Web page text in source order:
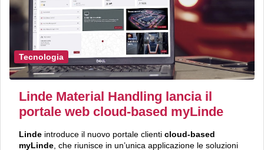
Tecnologia
Linde Material Handling lancia il
portale web cloud-based myLinde
Linde introduce il nuovo portale clienti cloud-based
myLinde , che riunisce in un’unica applicazione le soluzioni